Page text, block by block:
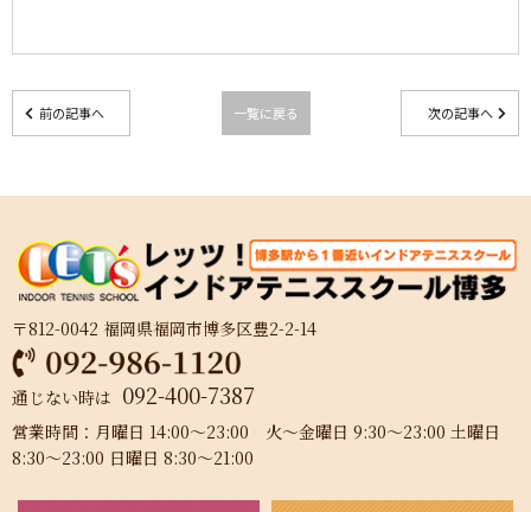
前の記事へ 一覧に戻る 次の記事へ
〒812-0042 福岡県福岡市博多区豊2-2-14
通じない時は 092-400-7387
営業時間：月曜日 14:00～23:00 火～金曜日 9:30～23:00 土曜日
8:30～23:00 日曜日 8:30～21:00